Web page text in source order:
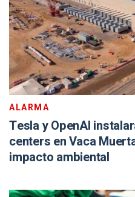
ALARMA
Tesla y OpenAI
centers en Vaca
impacto ambiental